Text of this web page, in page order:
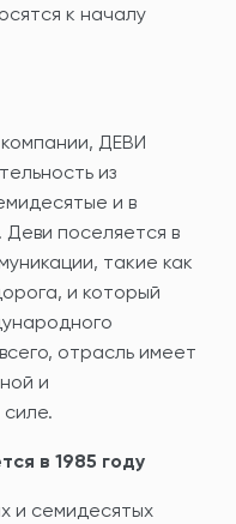
к началу
ДЕВИ
из
и в
Деви поселяется в
такие как
и который
отрасль имеет
и
в 1985 году
и семидесятых